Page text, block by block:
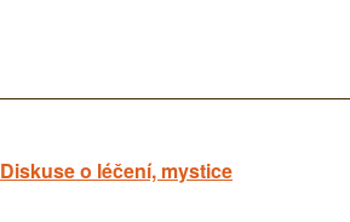
Diskuse o léčení, mystice